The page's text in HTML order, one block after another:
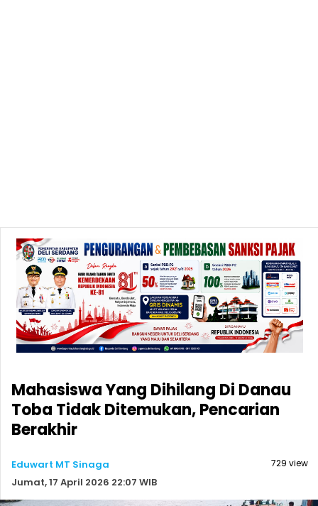
Mahasiswa Yang Dihilang Di Danau
Toba Tidak Ditemukan, Pencarian
Berakhir
Eduwart MT Sinaga
Jumat, 17 April 2026 22:07 WIB
729 view